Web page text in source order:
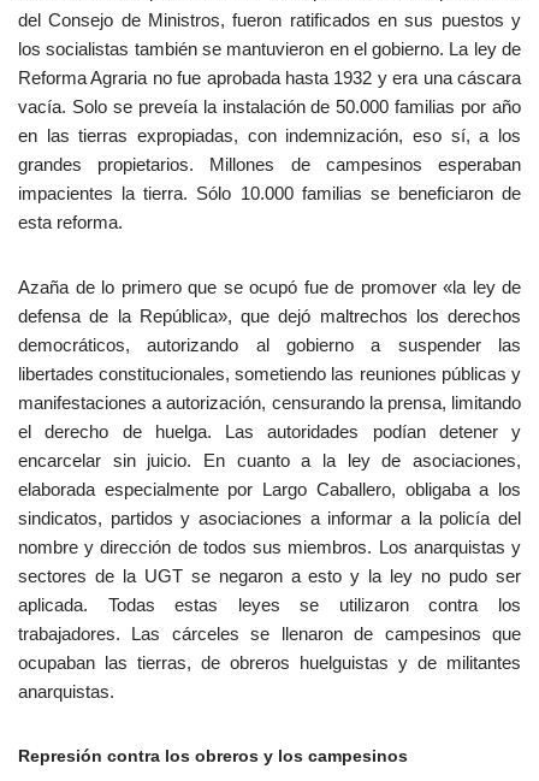
del Consejo de Ministros, fueron ratificados en sus puestos y
los socialistas también se mantuvieron en el gobierno. La ley de
Reforma Agraria no fue aprobada hasta 1932 y era una cáscara
vacía. Solo se preveía la instalación de 50.000 familias por año
en las tierras expropiadas, con indemnización, eso sí, a los
grandes propietarios. Millones de campesinos esperaban
impacientes la tierra. Sólo 10.000 familias se beneficiaron de
esta reforma.
Azaña de lo primero que se ocupó fue de promover «la ley de
defensa de la República», que dejó maltrechos los derechos
democráticos, autorizando al gobierno a suspender las
libertades constitucionales, sometiendo las reuniones públicas y
manifestaciones a autorización, censurando la prensa, limitando
el derecho de huelga. Las autoridades podían detener y
encarcelar sin juicio. En cuanto a la ley de asociaciones,
elaborada especialmente por Largo Caballero, obligaba a los
sindicatos, partidos y asociaciones a informar a la policía del
nombre y dirección de todos sus miembros. Los anarquistas y
sectores de la UGT se negaron a esto y la ley no pudo ser
aplicada. Todas estas leyes se utilizaron contra los
trabajadores. Las cárceles se llenaron de campesinos que
ocupaban las tierras, de obreros huelguistas y de militantes
anarquistas.
Represión contra los obreros y los campesinos